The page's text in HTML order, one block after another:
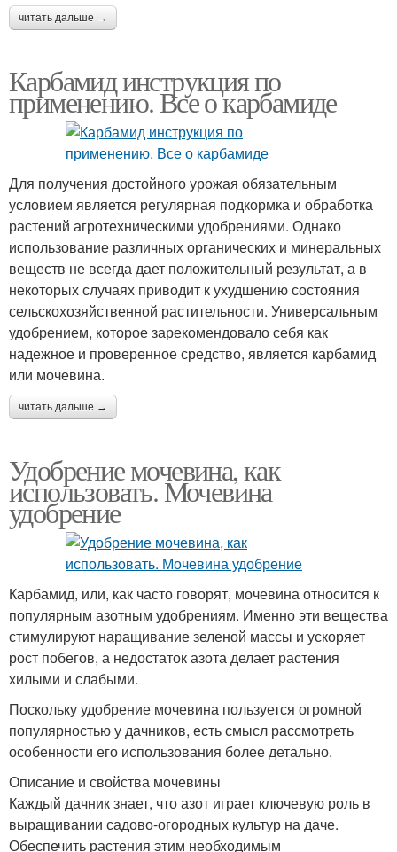
читать дальше →
Карбамид инструкция по
применению. Все о карбамиде
Для получения достойного урожая обязательным
условием является регулярная подкормка и обработка
растений агротехническими удобрениями. Однако
использование различных органических и минеральных
веществ не всегда дает положительный результат, а в
некоторых случаях приводит к ухудшению состояния
сельскохозяйственной растительности. Универсальным
удобрением, которое зарекомендовало себя как
надежное и проверенное средство, является карбамид
или мочевина.
читать дальше →
Удобрение мочевина, как
использовать. Мочевина
удобрение
Карбамид, или, как часто говорят, мочевина относится к
популярным азотным удобрениям. Именно эти вещества
стимулируют наращивание зеленой массы и ускоряет
рост побегов, а недостаток азота делает растения
хилыми и слабыми.
Поскольку удобрение мочевина пользуется огромной
популярностью у дачников, есть смысл рассмотреть
особенности его использования более детально.
Описание и свойства мочевины
Каждый дачник знает, что азот играет ключевую роль в
выращивании садово-огородных культур на даче.
Обеспечить растения этим необходимым